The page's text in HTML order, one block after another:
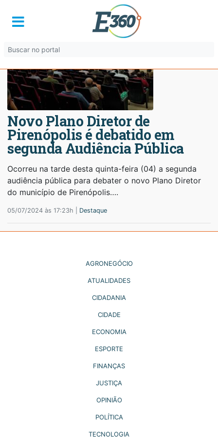
Novo Plano Diretor de
Pirenópolis é debatido em
segunda Audiência Pública
Ocorreu na tarde desta quinta-feira (04) a segunda
audiência pública para debater o novo Plano Diretor
do município de Pirenópolis….
05/07/2024 às 17:23h | Destaque
AGRONEGÓCIO
ATUALIDADES
CIDADANIA
CIDADE
ECONOMIA
ESPORTE
FINANÇAS
JUSTIÇA
OPINIÃO
POLÍTICA
TECNOLOGIA